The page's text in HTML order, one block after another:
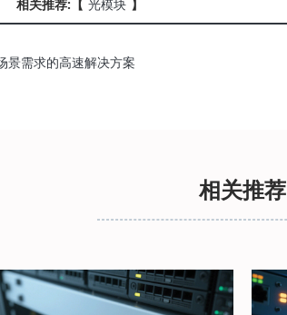
相关推荐:【 光模块 】
景需求的高速解决方案
相关推荐